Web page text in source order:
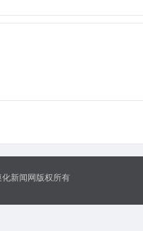
新闻网版权所有